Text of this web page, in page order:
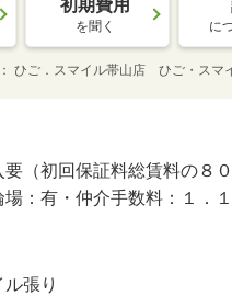
初期費用
を聞く に
ひご．スマイル帯山店 ひご・スマ
（初回保証料総賃料の８
：有・仲介手数料：１．
張り